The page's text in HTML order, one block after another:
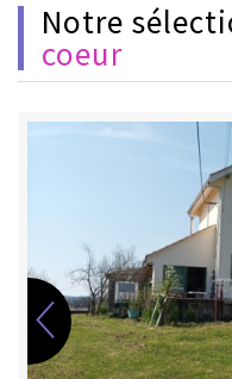
Notre
coeur